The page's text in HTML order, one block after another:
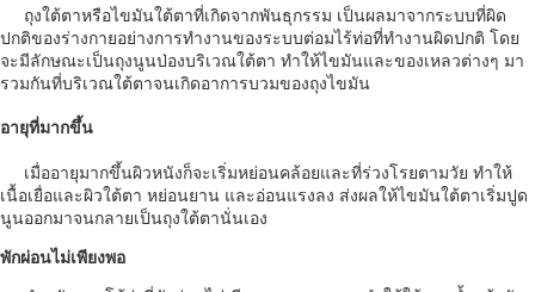
ถุงใต้ตาหรือไขมันใต้ตาที่เกิดจากพันธุกรรม เป็นผลมาจากระบบที่ผิด
ปกติของร่างกายอย่างการทำงานของระบบต่อมไร้ท่อที่ทำงานผิดปกติ โดย
จะมีลักษณะเป็นถุงนูนป่องบริเวณใต้ตา ทำให้ไขมันและของเหลวต่างๆ มา
รวมกันที่บริเวณใต้ตาจนเกิดอาการบวมของถุงไขมัน
อายุที่มากขึ้น
เมื่ออายุมากขึ้นผิวหนังก็จะเริ่มหย่อนคล้อยและที่ร่วงโรยตามวัย ทำให้
เนื้อเยื่อและผิวใต้ตา หย่อนยาน และอ่อนแรงลง ส่งผลให้ไขมันใต้ตาเริ่มปูด
นูนออกมาจนกลายเป็นถุงใต้ตานั่นเอง
พักผ่อนไม่เพียงพอ